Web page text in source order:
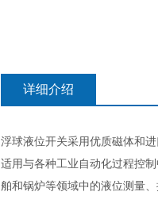
详细介绍
浮球液位开关采用优质磁体和
适用与各种工业自动化过程控
舶和锅炉等领域中的液位测量、